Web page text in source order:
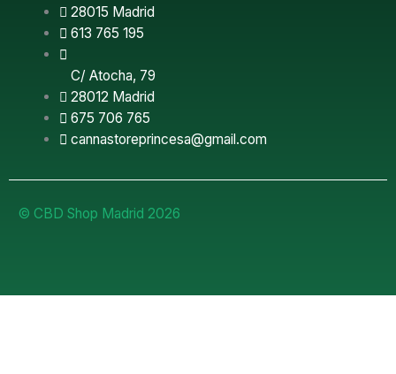
28015 Madrid
613 765 195
C/ Atocha, 79
28012 Madrid
675 706 765
cannastoreprincesa@gmail.com
© CBD Shop Madrid 2026